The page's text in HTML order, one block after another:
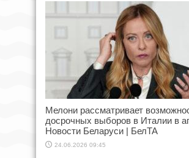
Мелони рассматривает
досрочных выборов в Италии в
Новости Беларуси | БелТА
24.06.2026 09:45